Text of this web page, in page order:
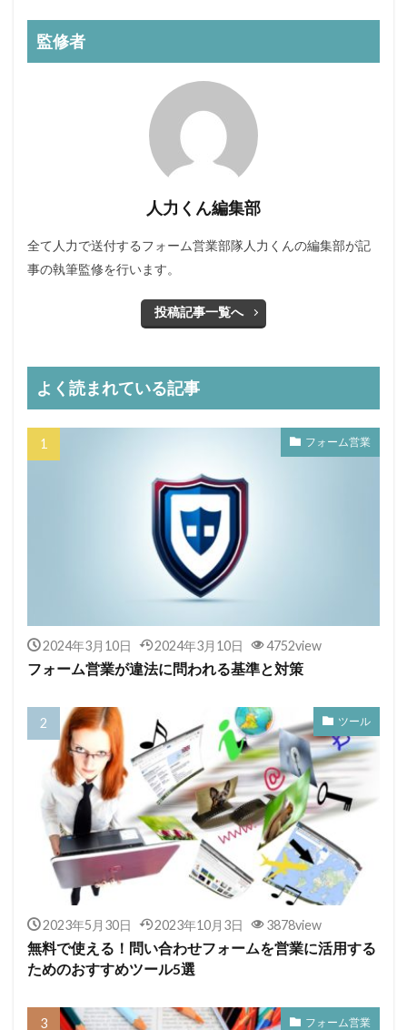
監修者
人力くん編集部
全て人力で送付するフォーム営業部隊人力くんの編集部が記
事の執筆監修を行います。
投稿記事一覧へ
よく読まれている記事
フォーム営業
2024年3月10日 2024年3月10日 4752view
フォーム営業が違法に問われる基準と対策
ツール
2023年5月30日 2023年10月3日 3878view
無料で使える！問い合わせフォームを営業に活用する
ためのおすすめツール5選
フォーム営業